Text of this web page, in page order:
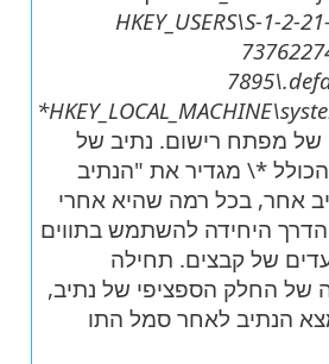
HKEY_USERS\S-1-2-
של מפתח רישום. נתיב של
מפתח רישום הכולל ‎\*‎ מגדיר את "הנתיב
אחר, בכל רמה שהיא אחרי
הדרך היחידה להשתמש בתווים
של קבצים. תחילה
של החלק הספציפי של נתיב,
הנתיב לאחר סמל התו